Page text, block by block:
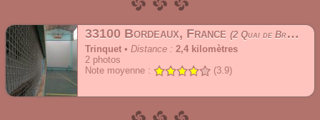
33100 Bordeaux, France
2 Quai de Brazza
Trinquet • Distance : 2,4 kilomètres
2 photos
Note moyenne :
(3.9)